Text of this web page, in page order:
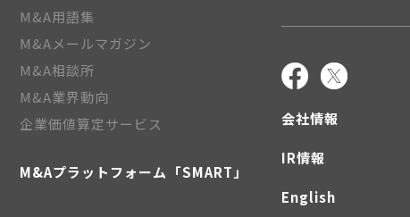
M&A用語集
M&Aメールマガジン
M&A相談所
M&A業界動向
企業価値算定サービス
M&Aプラットフォーム「SMART」
会社情報
IR情報
English